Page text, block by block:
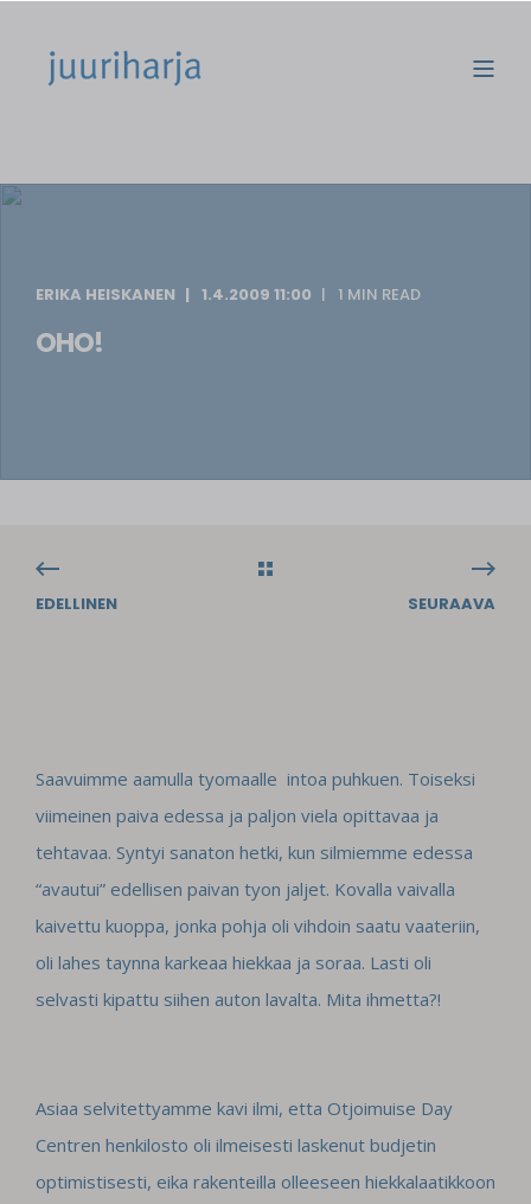
ERIKA HEISKANEN 1.4.2009 11:00 1 MIN READ
OHO!
EDELLINEN SEURAAVA
Saavuimme aamulla tyomaalle intoa puhkuen. Toiseksi
viimeinen paiva edessa ja paljon viela opittavaa ja
tehtavaa. Syntyi sanaton hetki, kun silmiemme edessa
“avautui” edellisen paivan tyon jaljet. Kovalla vaivalla
kaivettu kuoppa, jonka pohja oli vihdoin saatu vaateriin,
oli lahes taynna karkeaa hiekkaa ja soraa. Lasti oli
selvasti kipattu siihen auton lavalta. Mita ihmetta?!
Asiaa selvitettyamme kavi ilmi, etta Otjoimuise Day
Centren henkilosto oli ilmeisesti laskenut budjetin
optimistisesti, eika rakenteilla olleeseen hiekkalaatikkoon